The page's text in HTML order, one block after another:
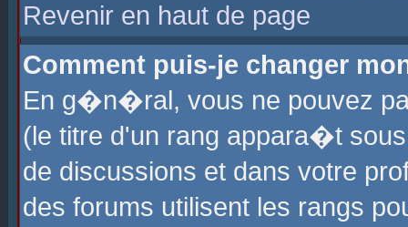
Revenir en haut de page
Comment puis-je changer
En g�n�ral, vous ne pouvez
(le titre d'un rang appara�t
de discussions et dans votre
des forums utilisent les rangs